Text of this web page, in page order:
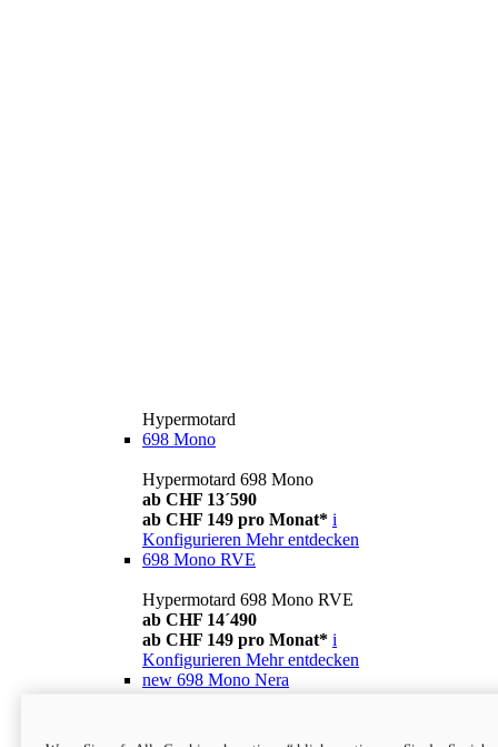
Hypermotard
698 Mono
Hypermotard 698 Mono
ab CHF 13´590
ab CHF 149 pro Monat* i
Konfigurieren Mehr entdecken
698 Mono RVE
Hypermotard 698 Mono RVE
ab CHF 14´490
ab CHF 149 pro Monat* i
Konfigurieren Mehr entdecken
new 698 Mono Nera
ab CHF 13´990